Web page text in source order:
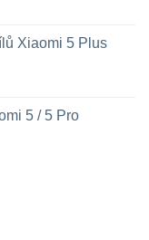
Xiaomi 5 Plus
5 / 5 Pro